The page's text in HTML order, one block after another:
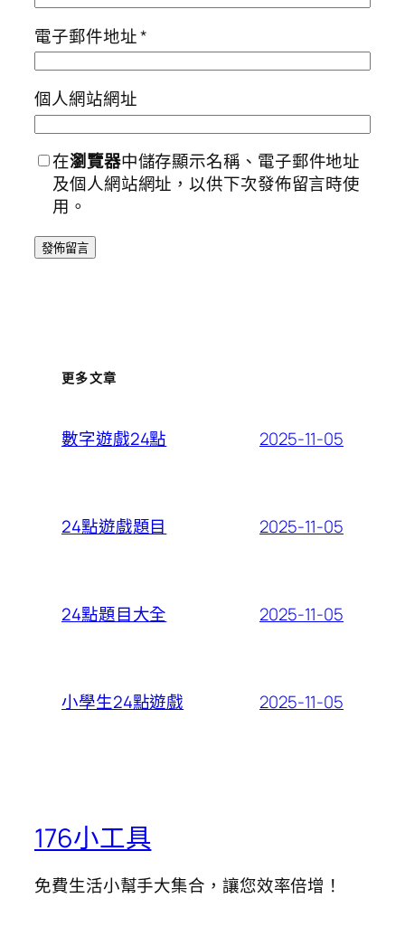
電子郵件地址*
個人網站網址
在瀏覽器中儲存顯示名稱、電子郵件地址
及個人網站網址，以供下次發佈留言時使
用。
更多文章
數字遊戲24點 2025-11-05
24點遊戲題目 2025-11-05
24點題目大全 2025-11-05
小學生24點遊戲 2025-11-05
176小工具
免費生活小幫手大集合，讓您效率倍增！